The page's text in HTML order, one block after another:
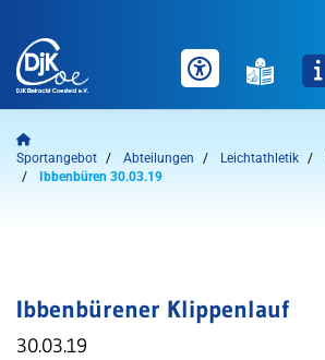
Sportangebot Abteilungen Leichtathletik
Ibbenbüren 30.03.19
Ibbenbürener Klippenlauf
30.03.19
Unser Verein
Welche Inhalte wollen Sie durchsuchen?
Sie können zwischen "Sportangebote"